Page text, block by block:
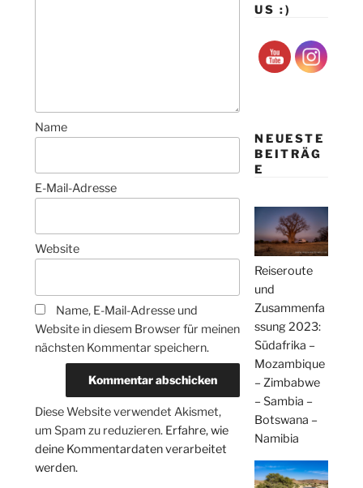
Name
E-Mail-Adresse
Website
Name, E-Mail-Adresse und
Website in diesem Browser für meinen
nächsten Kommentar speichern.
Diese Website verwendet Akismet,
um Spam zu reduzieren. Erfahre, wie
deine Kommentardaten verarbeitet
werden.
US :)
NEUESTE
BEITRÄG
E
Reiseroute
und
Zusammenfa
ssung 2023:
Südafrika –
Mozambique
– Zimbabwe
– Sambia –
Botswana –
Namibia